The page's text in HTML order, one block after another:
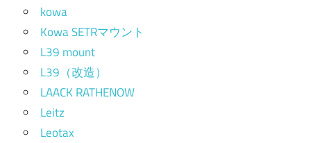
kowa
Kowa SETRマウント
L39 mount
L39（改造）
LAACK RATHENOW
Leitz
Leotax